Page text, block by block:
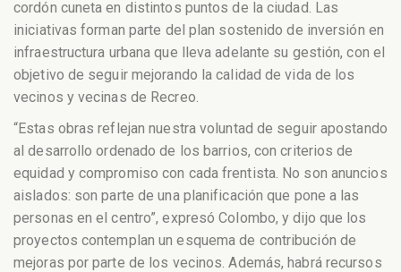
cordón cuneta en distintos puntos de la ciudad. Las
iniciativas forman parte del plan sostenido de inversión en
infraestructura urbana que lleva adelante su gestión, con el
objetivo de seguir mejorando la calidad de vida de los
vecinos y vecinas de Recreo.
“Estas obras reflejan nuestra voluntad de seguir apostando
al desarrollo ordenado de los barrios, con criterios de
equidad y compromiso con cada frentista. No son anuncios
aislados: son parte de una planificación que pone a las
personas en el centro”, expresó Colombo, y dijo que los
proyectos contemplan un esquema de contribución de
mejoras por parte de los vecinos. Además, habrá recursos